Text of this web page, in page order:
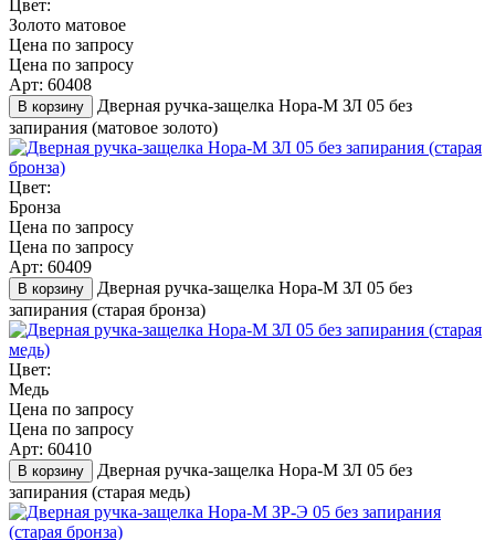
Цвет:
Золото матовое
Цена по запросу
Цена по запросу
Арт: 60408
В корзину
Дверная ручка-защелка Нора-М ЗЛ 05 без
запирания (матовое золото)
Цвет:
Бронза
Цена по запросу
Цена по запросу
Арт: 60409
В корзину
Дверная ручка-защелка Нора-М ЗЛ 05 без
запирания (старая бронза)
Цвет:
Медь
Цена по запросу
Цена по запросу
Арт: 60410
В корзину
Дверная ручка-защелка Нора-М ЗЛ 05 без
запирания (старая медь)